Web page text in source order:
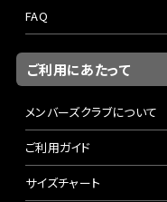
FAQ
ご利用にあたって
メンバーズクラブについて
ご利用ガイド
サイズチャート